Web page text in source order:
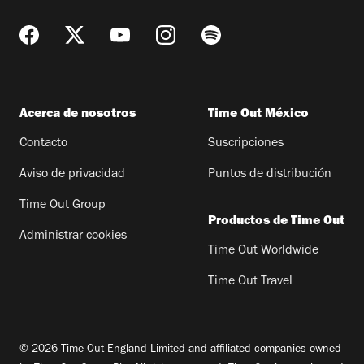
Acerca de nosotros
Contacto
Aviso de privacidad
Time Out Group
Administrar cookies
Time Out México
Suscripciones
Puntos de distribución
Productos de Time Out
Time Out Worldwide
Time Out Travel
© 2026 Time Out England Limited and affiliated companies owned